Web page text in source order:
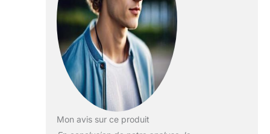
grandes maisons, les garages,
les bateaux ou les caravanes.
DESHUMIDIFICATEUR ET
PURIFICATEUR D’AIR 2-EN- 1 -
Le déshumidificateur silencieux
contrôle non seulement
l'humidité en éliminant jusqu'à 14
litres d'eau par jour, mais
améliore également votre
environnement de vie grâce à un
Mon avis sur ce produit